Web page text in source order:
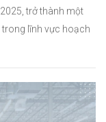
trở thành một
lĩnh vực hoạch